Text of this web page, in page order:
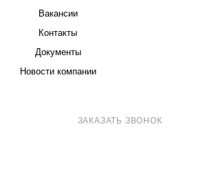
Вакансии
Контакты
Документы
Новости компании
ЗАКАЗАТЬ ЗВОНОК